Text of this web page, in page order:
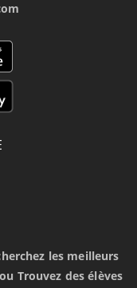
les meilleurs
Trouvez des élèves